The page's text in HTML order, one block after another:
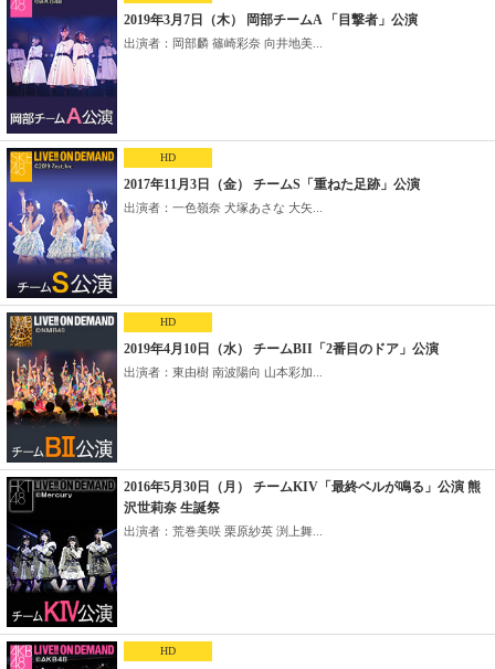
2019年3月7日（木） 岡部チームA 「目撃者」公演
出演者：岡部麟 篠崎彩奈 向井地美...
HD
2017年11月3日（金） チームS「重ねた足跡」公演
出演者：一色嶺奈 犬塚あさな 大矢...
HD
2019年4月10日（水） チームBII「2番目のドア」公演
出演者：東由樹 南波陽向 山本彩加...
2016年5月30日（月） チームKIV「最終ベルが鳴る」公演 熊
沢世莉奈 生誕祭
出演者：荒巻美咲 栗原紗英 渕上舞...
HD